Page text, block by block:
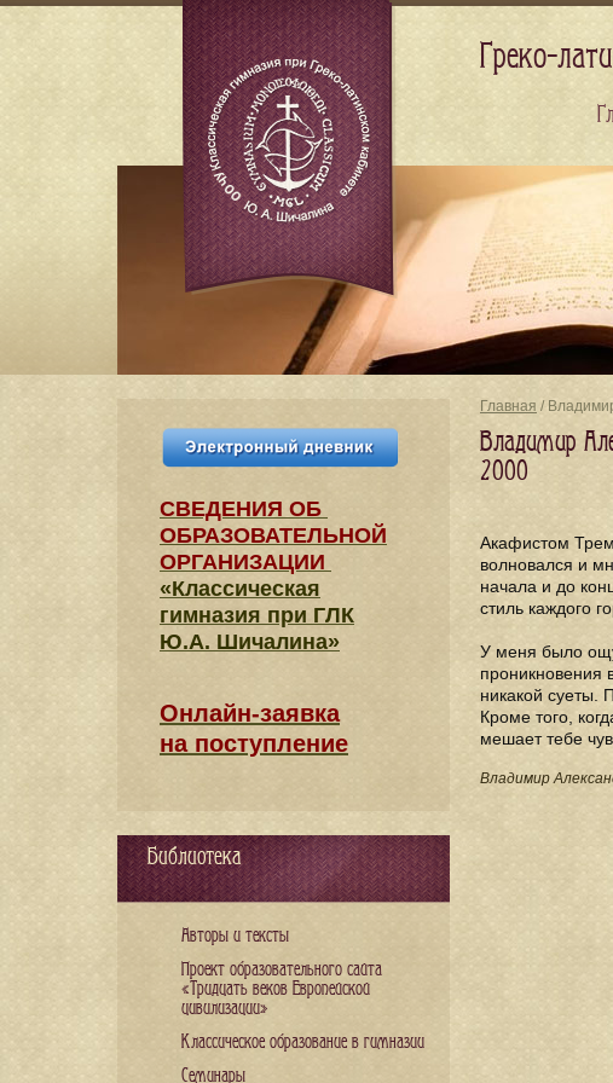
Главная /
Владимир
2000
Акафистом
волновался и
начала и до
стиль каждого
У меня было
проникновения
никакой суеты.
Кроме того,
мешает тебе
Владимир
СВЕДЕНИЯ​ ОБ
ОБРАЗОВАТЕЛЬНОЙ
ОРГАНИЗАЦИИ
«Классическая
гимназия при ГЛК
Ю.А. Шичалина»
Онлайн-заявка
на поступление
Библиотека
Авторы и тексты
Проект образовательного сайта
«Тридцать веков Европейской
цивилизации»
Классическое образование в гимназии
Семинары
Греко-